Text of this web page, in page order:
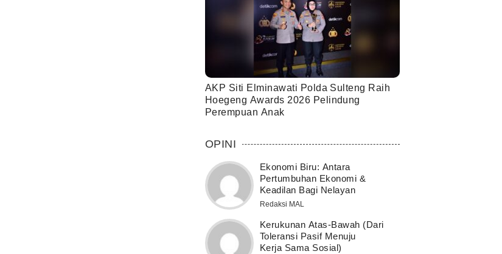
AKP Siti Elminawati Polda Sulteng Raih
Hoegeng Awards 2026 Pelindung
Perempuan Anak
OPINI
Ekonomi Biru: Antara
Pertumbuhan Ekonomi &
Keadilan Bagi Nelayan
Redaksi MAL
Kerukunan Atas-Bawah (Dari
Toleransi Pasif Menuju
Kerja Sama Sosial)